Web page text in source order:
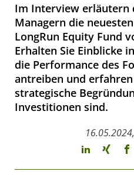
Im Interview erläutern
Managern die
LongRun Equity Fund
Erhalten Sie Einblicke
die Performance des
antreiben und erfahren
strategische
Investitionen sind.